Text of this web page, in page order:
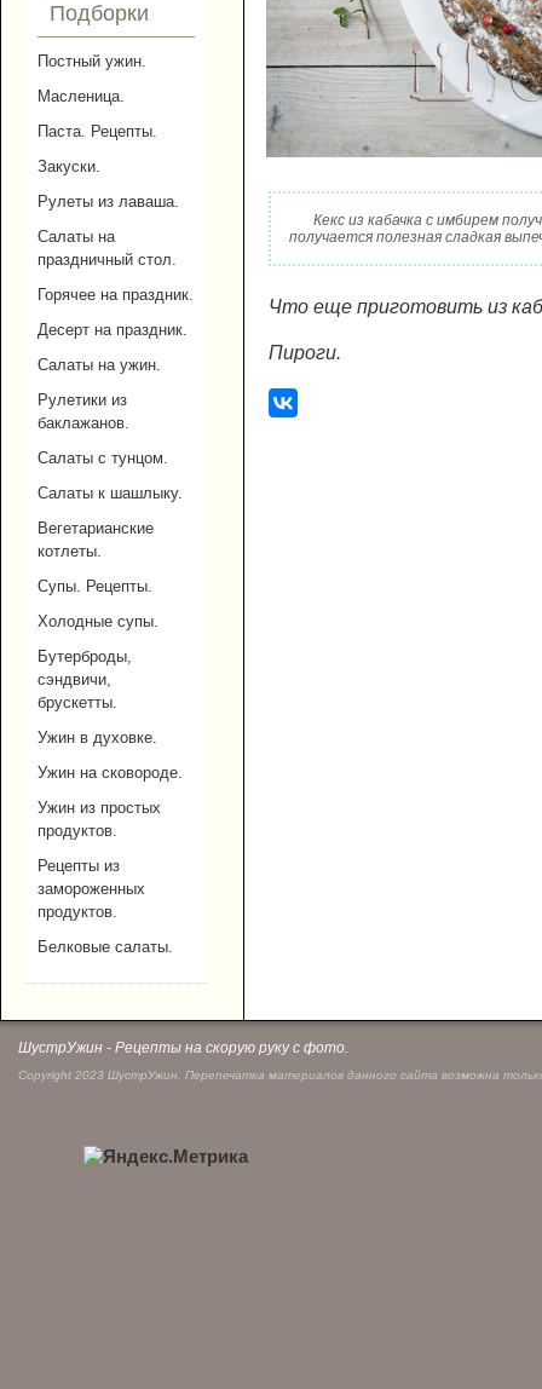
Подборки
Постный ужин.
Масленица.
Паста. Рецепты.
Закуски.
Рулеты из лаваша.
Салаты на
праздничный стол.
Горячее на праздник.
Десерт на праздник.
Салаты на ужин.
Рулетики из
баклажанов.
Салаты с тунцом.
Салаты к шашлыку.
Вегетарианские
котлеты.
Супы. Рецепты.
Холодные супы.
Бутерброды,
сэндвичи,
брускетты.
Ужин в духовке.
Ужин на сковороде.
Ужин из простых
продуктов.
Рецепты из
замороженных
продуктов.
Белковые салаты.
Кекс из кабачка с имбирем
получается полезная сладкая
Что еще приготовить из
Пироги.
ШустрУжин - Рецепты на скорую руку с фото.
Copyright 2023 ШустрУжин. Перепечатка материалов данного сайта возможна